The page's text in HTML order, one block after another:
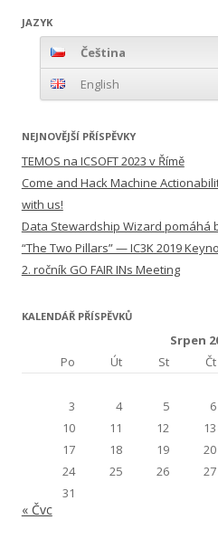
JAZYK
Čeština
English
NEJNOVĚJŠÍ PŘÍSPĚVKY
TEMOS na ICSOFT 2023 v Římě
Come and Hack Machine
with us!
Data Stewardship Wizard pomáhá
“The Two Pillars” — IC3K 2019
2. ročník GO FAIR INs Meeting
KALENDÁŘ PŘÍSPĚVKŮ
Srpen
Po
Út St Čt
3
4 5 6
10
11 12 13
17
18 19 20
24
25 26 27
31
« Čvc